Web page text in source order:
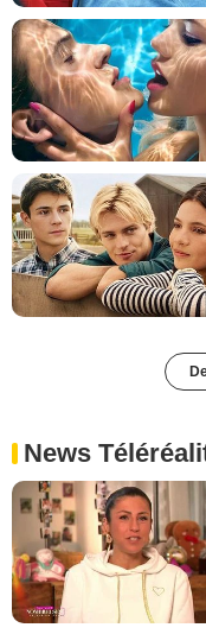
News